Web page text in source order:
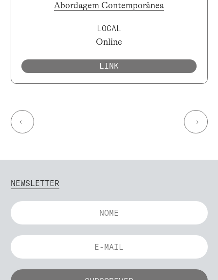
Abordagem Contemporânea
LOCAL
Online
LINK
← →
NEWSLETTER